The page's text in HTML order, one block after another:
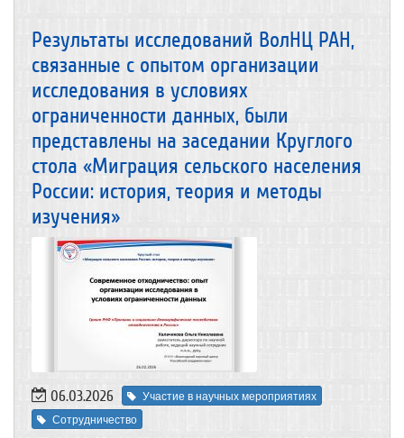
Результаты исследований ВолНЦ РАН,
связанные с опытом организации
исследования в условиях
ограниченности данных, были
представлены на заседании Круглого
стола «Миграция сельского населения
России: история, теория и методы
изучения»
06.03.2026
Участие в научных мероприятиях
Сотрудничество